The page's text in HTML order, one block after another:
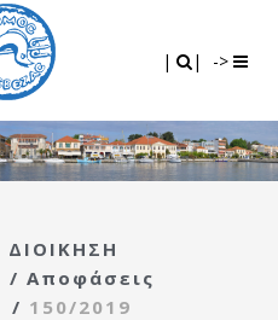
| | ->
ΔΙΟΙΚΗΣΗ
/ Αποφάσεις
/ 150/2019